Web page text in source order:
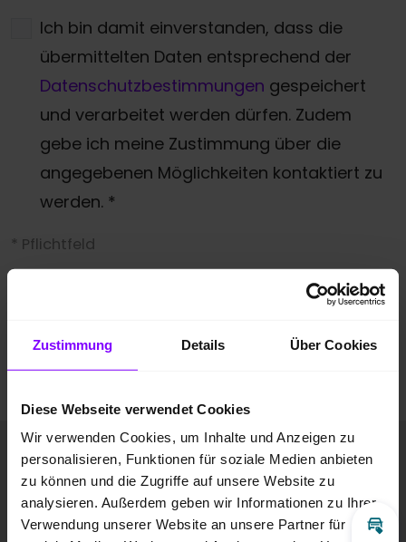
Zustimmung Details Über Cookies
Diese Webseite verwendet Cookies
Wir verwenden Cookies, um Inhalte und Anzeigen zu
personalisieren, Funktionen für soziale Medien anbieten
zu können und die Zugriffe auf unsere Website zu
analysieren. Außerdem geben wir Informationen zu Ihrer
Verwendung unserer Website an unsere Partner für
Ich bin damit einverstanden, dass die
übermittelten Daten entsprechend der
Datenschutzbestimmungen gespeichert
und verarbeitet werden dürfen. Zudem
gebe ich meine Zustimmung über die
angegebenen Möglichkeiten kontaktiert zu
werden. *
* Pflichtfeld
Fahrzeugbilder